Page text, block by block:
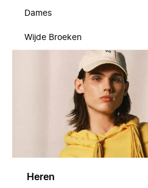
Dames
Wijde Broeken
Heren